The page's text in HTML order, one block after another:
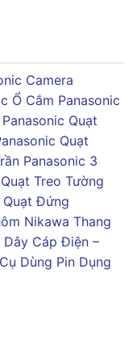
Camera
Ổ Cắm Panasonic
Quạt
Quạt
Panasonic 3
Quạt Treo Tường
Quạt Đứng
Nikawa Thang
Dây Cáp Điện –
Dùng Pin Dụng